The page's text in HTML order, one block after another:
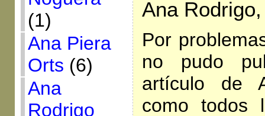
(1)
Ana Piera
Orts (6)
Ana
Rodrigo
Ana
Por
no pudo
artículo de
como todos